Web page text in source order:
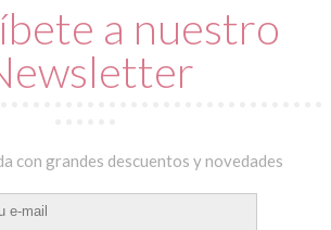
a nuestro
con grandes descuentos y novedades